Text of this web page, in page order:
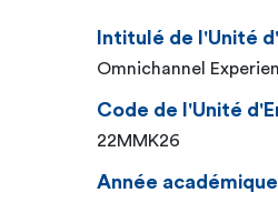
Intitulé de l'Unité
Omnichannel
Code de l'Unité
22MMK26
Année académique